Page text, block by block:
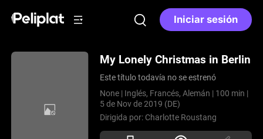
Iniciar sesión
My Lonely Christmas in Berlin
Este título todavía no se estrenó
None | Inglés, Francés, Alemán | 100 min |
5 de Nov de 2019 (DE)
Dirigida por: Charlotte Roustang